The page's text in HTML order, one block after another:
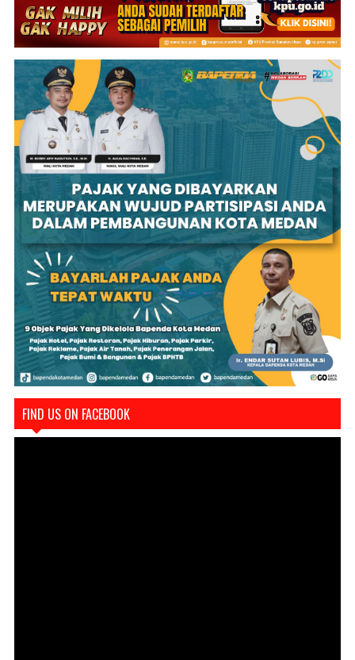
FIND US ON FACEBOOK